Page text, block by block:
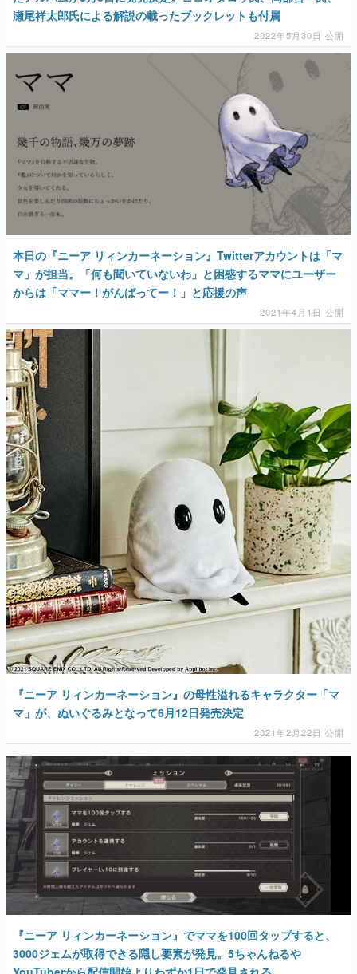
瀬尾祥太郎氏による解説の載ったブックレットも付属
2022年5月30日 公開
本日の『ニーア リィンカーネーション』Twitterアカウントは「マ
マ」が担当。「何も聞いていないわ」と困惑するママにユーザー
からは「ママー！がんばってー！」と応援の声
2021年4月1日 公開
『ニーア リィンカーネーション』の母性溢れるキャラクター「マ
マ」が、ぬいぐるみとなって6月12日発売決定
2021年2月22日 公開
『ニーア リィンカーネーション』でママを100回タップすると、
3000ジェムが取得できる隠し要素が発見。5ちゃんねるや